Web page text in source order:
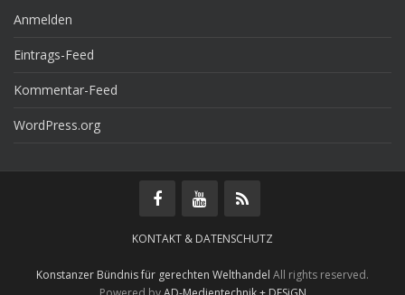
Anmelden
Eintrags-Feed
Kommentar-Feed
WordPress.org
KONTAKT & DATENSCHUTZ
Konstanzer Bündnis für gerechten Welthandel All rights reserved.